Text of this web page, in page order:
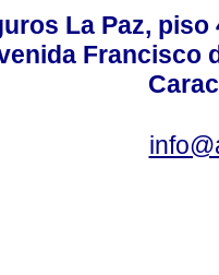
La Paz,
Francisco